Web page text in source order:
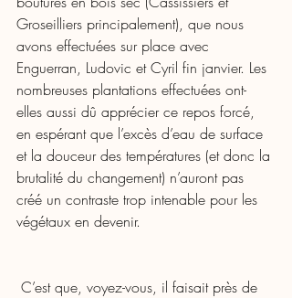
Groseilliers principalement), que nous
avons effectuées sur place avec
Enguerran, Ludovic et Cyril fin janvier. Les
nombreuses plantations effectuées ont-
elles aussi dû apprécier ce repos forcé,
en espérant que l’excès d’eau de surface
et la douceur des températures (et donc la
brutalité du changement) n’auront pas
créé un contraste trop intenable pour les
végétaux en devenir.